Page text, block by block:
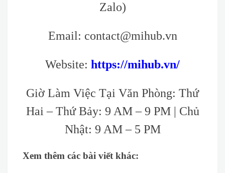
Zalo)
Email: contact@mihub.vn
Website: https://mihub.vn/
Giờ Làm Việc Tại Văn Phòng: Thứ
Hai – Thứ Bảy: 9 AM – 9 PM | Chủ
Nhật: 9 AM – 5 PM
Xem thêm các bài viết khác: